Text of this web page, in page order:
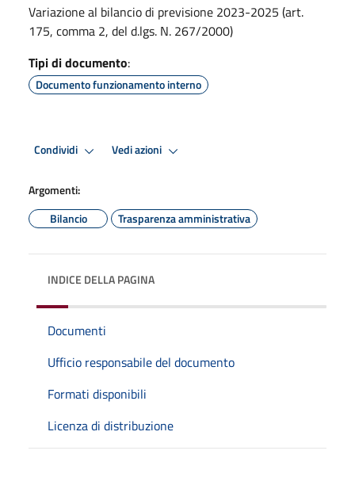
Variazione al bilancio di previsione 2023-2025 (art.
175, comma 2, del d.lgs. N. 267/2000)
Tipi di documento:
Documento funzionamento interno
Condividi Vedi azioni
Argomenti:
Bilancio
Trasparenza amministrativa
INDICE DELLA PAGINA
Documenti
Ufficio responsabile del documento
Formati disponibili
Licenza di distribuzione